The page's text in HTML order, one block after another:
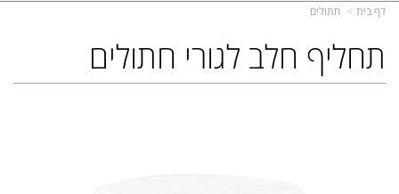
דף בית חתולים
תחליף חלב לגורי חתולים